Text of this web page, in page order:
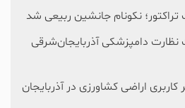
تراکتور؛ نکونام جانشین ربیعی شد
نظارت دامپزشکی آذربایجان‌شرقی
کاربری اراضی کشاورزی در آذربایجان